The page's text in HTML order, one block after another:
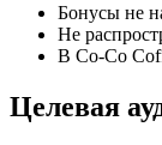
Бонусы не
Не
В Co-Co
Целевая